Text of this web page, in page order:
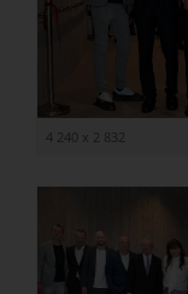
4 240 x 2 832